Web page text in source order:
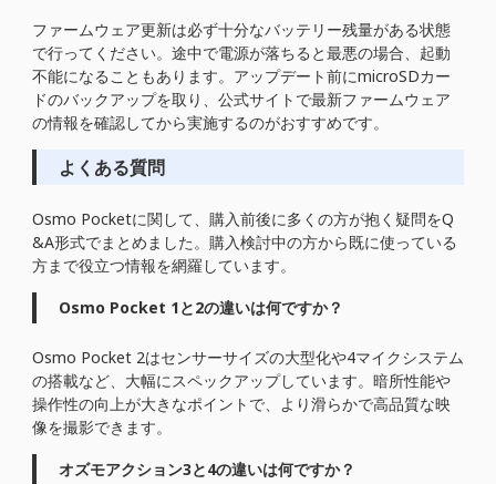
ファームウェア更新は必ず十分なバッテリー残量がある状態
で行ってください。途中で電源が落ちると最悪の場合、起動
不能になることもあります。アップデート前にmicroSDカー
ドのバックアップを取り、公式サイトで最新ファームウェア
の情報を確認してから実施するのがおすすめです。
よくある質問
Osmo Pocketに関して、購入前後に多くの方が抱く疑問をQ
&A形式でまとめました。購入検討中の方から既に使っている
方まで役立つ情報を網羅しています。
Osmo Pocket 1と2の違いは何ですか？
Osmo Pocket 2はセンサーサイズの大型化や4マイクシステム
の搭載など、大幅にスペックアップしています。暗所性能や
操作性の向上が大きなポイントで、より滑らかで高品質な映
像を撮影できます。
オズモアクション3と4の違いは何ですか？